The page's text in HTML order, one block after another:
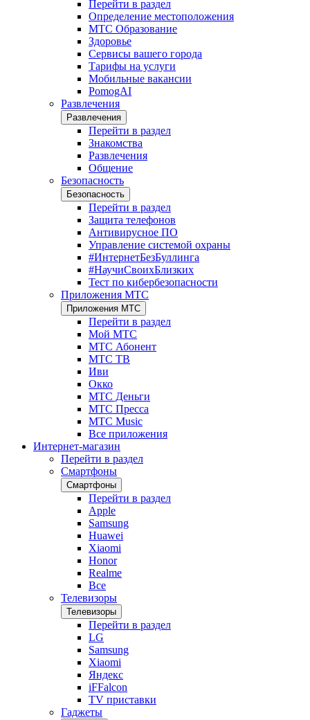
Перейти в раздел
Определение местоположения
МТС Образование
Здоровье
Сервисы вашего города
Тарифы на услуги
Мобильные вакансии
PomogAI
Развлечения
Развлечения
Перейти в раздел
Знакомства
Развлечения
Общение
Безопасность
Безопасность
Перейти в раздел
Защита телефонов
Антивирусное ПО
Управление системой охраны
#ИнтернетБезБуллинга
#НаучиСвоихБлизких
Тест по кибербезопасности
Приложения МТС
Приложения МТС
Перейти в раздел
Мой МТС
МТС Абонент
МТС ТВ
Иви
Окко
МТС Деньги
МТС Пресса
МТС Music
Все приложения
Интернет-магазин
Перейти в раздел
Смартфоны
Смартфоны
Перейти в раздел
Apple
Samsung
Huawei
Xiaomi
Honor
Realme
Все
Телевизоры
Телевизоры
Перейти в раздел
LG
Samsung
Xiaomi
Яндекс
iFFalcon
TV приставки
Гаджеты